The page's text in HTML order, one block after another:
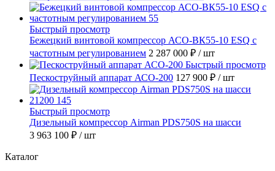
Быстрый просмотр
Бежецкий винтовой компрессор АСО-ВК55-10 ESQ с
частотным регулированием 2 287 000 ₽ / шт
Быстрый просмотр
Пескоструйный аппарат АСО-200 127 900 ₽ / шт
Быстрый просмотр
Дизельный компрессор Airman PDS750S на шасси
3 963 100 ₽ / шт
Каталог